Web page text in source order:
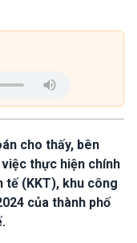
cho thấy, bên
thực hiện chính
tế (KKT), khu công
của thành phố